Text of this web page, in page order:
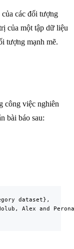
các đối tượng
của một tập dữ liệu
tượng mạnh mẽ.
công việc nghiên
bài báo sau:
dataset},
Alex and